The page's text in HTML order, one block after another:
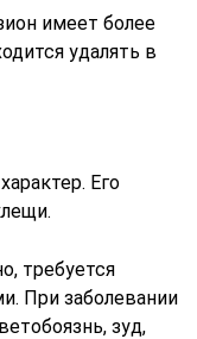
имеет более
удалять в
Его
требуется
При заболевании
зуд,